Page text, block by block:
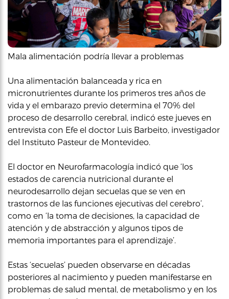
Mala alimentación podría llevar a problemas
Una alimentación balanceada y rica en
micronutrientes durante los primeros tres años de
vida y el embarazo previo determina el 70% del
proceso de desarrollo cerebral, indicó este jueves en
entrevista con Efe el doctor Luis Barbeito, investigador
del Instituto Pasteur de Montevideo.
El doctor en Neurofarmacología indicó que ‘los
estados de carencia nutricional durante el
neurodesarrollo dejan secuelas que se ven en
trastornos de las funciones ejecutivas del cerebro’,
como en ‘la toma de decisiones, la capacidad de
atención y de abstracción y algunos tipos de
memoria importantes para el aprendizaje’.
Estas ‘secuelas’ pueden observarse en décadas
posteriores al nacimiento y pueden manifestarse en
problemas de salud mental, de metabolismo y en los